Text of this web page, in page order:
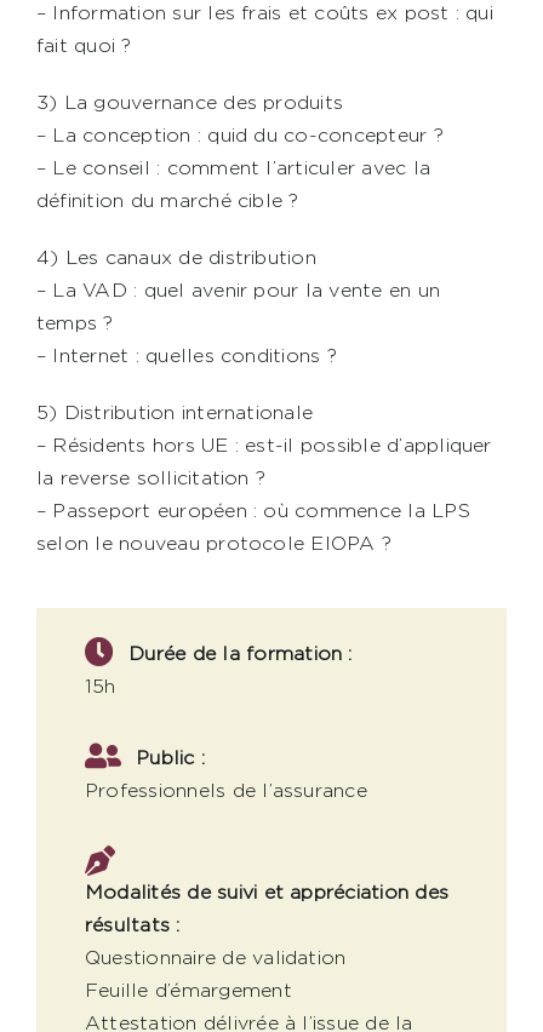
– Information sur les frais et coûts ex post : qui
fait quoi ?
3) La gouvernance des produits
– La conception : quid du co-concepteur ?
– Le conseil : comment l’articuler avec la
définition du marché cible ?
4) Les canaux de distribution
– La VAD : quel avenir pour la vente en un
temps ?
– Internet : quelles conditions ?
5) Distribution internationale
– Résidents hors UE : est-il possible d’appliquer
la reverse sollicitation ?
– Passeport européen : où commence la LPS
selon le nouveau protocole EIOPA ?
Durée de la formation :
15h
Public :
Professionnels de l’assurance
Modalités de suivi et appréciation des
résultats :
Questionnaire de validation
Feuille d’émargement
Attestation délivrée à l’issue de la